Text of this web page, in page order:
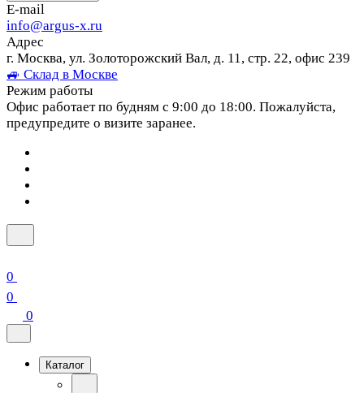
E-mail
info@argus-x.ru
Адрес
г. Москва, ул. Золоторожский Вал, д. 11, стр. 22, офис 239
🚙 Склад в Москве
Режим работы
Офис работает по будням с 9:00 до 18:00. Пожалуйста,
предупредите о визите заранее.
0
0
0
Каталог